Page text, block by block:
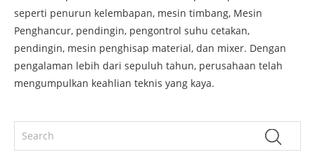
seperti penurun kelembapan, mesin timbang, Mesin
Penghancur, pendingin, pengontrol suhu cetakan,
pendingin, mesin penghisap material, dan mixer. Dengan
pengalaman lebih dari sepuluh tahun, perusahaan telah
mengumpulkan keahlian teknis yang kaya.